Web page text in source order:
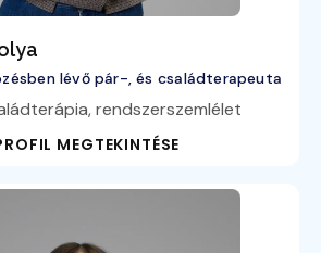
lévő pár-, és családterapeuta
rendszerszemlélet
MEGTEKINTÉSE